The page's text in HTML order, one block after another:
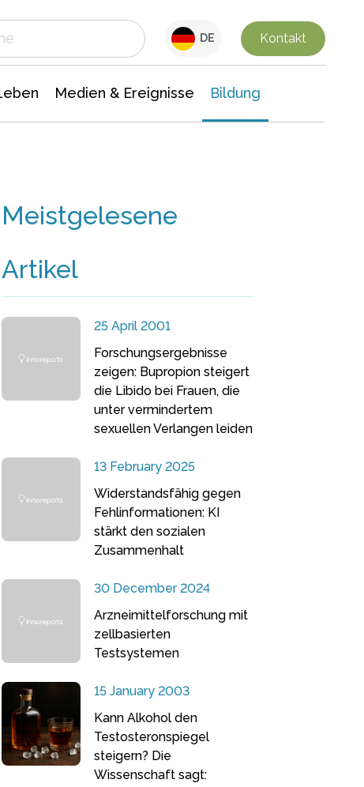
DE Kontakt
Medien & Ereignisse Bildung
Meistgelesene
Artikel
25 April 2001
Forschungsergebnisse
zeigen: Bupropion steigert
die Libido bei Frauen, die
unter vermindertem
sexuellen Verlangen leiden
13 February 2025
Widerstandsfähig gegen
Fehlinformationen: KI
stärkt den sozialen
Zusammenhalt
30 December 2024
Arzneimittelforschung mit
zellbasierten
Testsystemen
15 January 2003
Kann Alkohol den
Testosteronspiegel
steigern? Die
Wissenschaft sagt: